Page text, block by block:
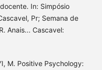
In: Simpósio
Pr; Semana de
Anais... Cascavel:
M. Positive Psychology: